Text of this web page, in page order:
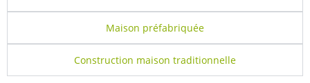
Maison préfabriquée
Construction maison traditionnelle